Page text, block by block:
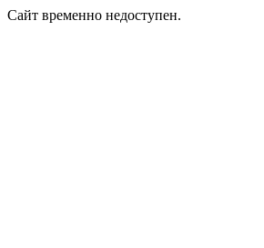
Сайт временно недоступен.